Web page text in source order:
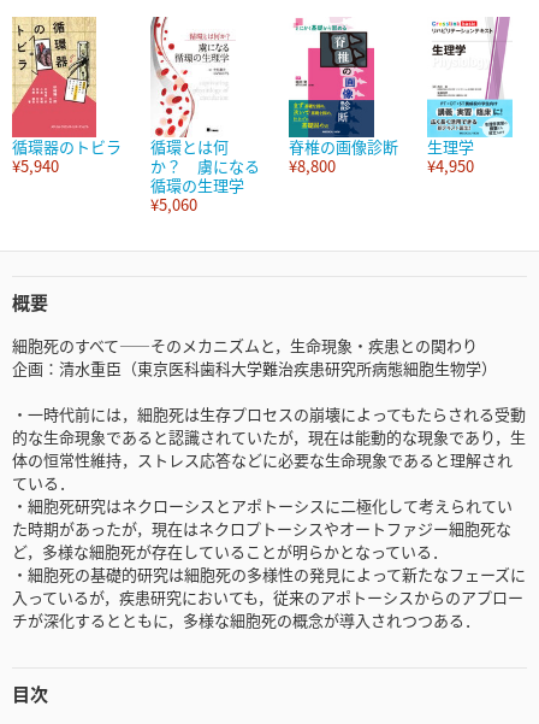
循環器のトビラ
¥5,940
循環とは何
か？ 虜になる
循環の生理学
¥5,060
脊椎の画像診断
¥8,800
生理学
¥4,950
概要
細胞死のすべて――そのメカニズムと，生命現象・疾患との関わり
企画：清水重臣（東京医科歯科大学難治疾患研究所病態細胞生物学）
・一時代前には，細胞死は生存プロセスの崩壊によってもたらされる受動
的な生命現象であると認識されていたが，現在は能動的な現象であり，生
体の恒常性維持，ストレス応答などに必要な生命現象であると理解され
ている．
・細胞死研究はネクローシスとアポトーシスに二極化して考えられてい
た時期があったが，現在はネクロプトーシスやオートファジー細胞死な
ど，多様な細胞死が存在していることが明らかとなっている．
・細胞死の基礎的研究は細胞死の多様性の発見によって新たなフェーズに
入っているが，疾患研究においても，従来のアポトーシスからのアプロー
チが深化するとともに，多様な細胞死の概念が導入されつつある．
目次